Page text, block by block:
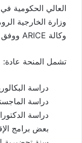
العالي الحكومية
وكالة ARICE ووفق نماذج وإجراءات خاصة بها.
تشمل المنحة عادة:
دراسة
دراسة
دراسة
بعض برامج